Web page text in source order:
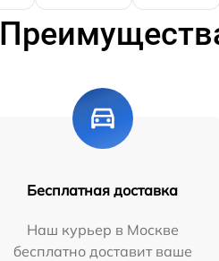
Бесплатная доставка
Наш курьер в Москве
бесплатно доставит ваше